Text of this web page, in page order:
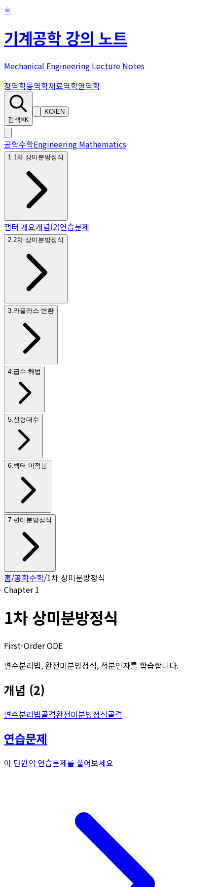
⚛
기계공학 강의 노트
Mechanical Engineering Lecture Notes
정역학동역학재료역학열역학
검색⌘K
KO/EN
공학수학Engineering Mathematics
1 1차 상미분방정식
챕터 개요개념(2)연습문제
2 2차 상미분방정식
3 라플라스 변환
4 급수 해법
5 선형대수
6 벡터 미적분
7 편미분방정식
홈/공학수학/1차 상미분방정식
Chapter1
1차 상미분방정식
First-Order ODE
변수분리법, 완전미분방정식, 적분인자를 학습합니다.
개념 (2)
변수분리법골격완전미분방정식골격
연습문제
이 단원의 연습문제를 풀어보세요